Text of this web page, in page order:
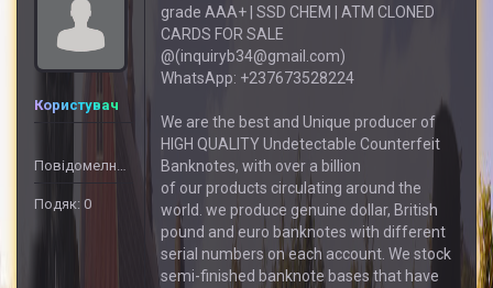
Користувач
Повідомелнь: 10
Подяк: 0
grade AAA+ | SSD CHEM | ATM CLONED
CARDS FOR SALE
@(inquiryb34@gmail.com)
WhatsApp: +237673528224
We are the best and Unique producer of
HIGH QUALITY Undetectable Counterfeit
Banknotes, with over a billion
of our products circulating around the
world. we produce genuine dollar, British
pound and euro banknotes with different
serial numbers on each account. We stock
semi-finished banknote bases that have